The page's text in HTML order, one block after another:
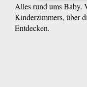
Alles rund ums Baby.
Kinderzimmers, über
Entdecken.